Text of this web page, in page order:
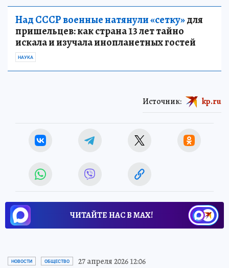
Над СССР военные натянули «сетку»для
пришельцев: как страна 13 лет тайно
искала и изучала инопланетных гостей
НАУКА
Источник: kp.ru
ЧИТАЙТЕ НАС В МАХ!
НОВОСТИ ОБЩЕСТВО 27 апреля 2026 12:06